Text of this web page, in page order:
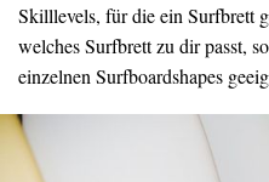
Skilllevels, für die ein Surfbrett
welches Surfbrett zu dir passt,
einzelnen Surfboardshapes